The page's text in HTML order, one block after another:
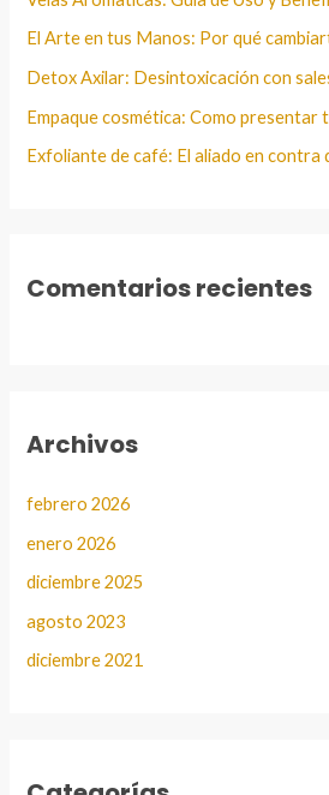
El Arte en tus Manos: Por qué
Detox Axilar: Desintoxicación con
Empaque cosmética: Como presentar
Exfoliante de café: El aliado en contra
Comentarios recientes
Archivos
febrero 2026
enero 2026
diciembre 2025
agosto 2023
diciembre 2021